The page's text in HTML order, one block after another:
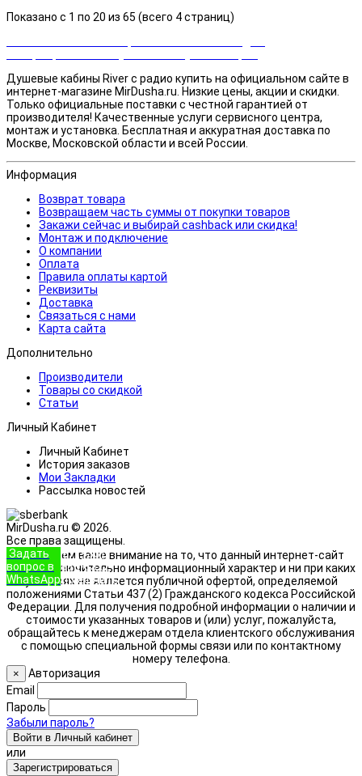
Показано с 1 по 20 из 65 (всего 4 страниц)
Душевые кабины River с радио купить на официальном сайте в
интернет-магазине MirDusha.ru. Низкие цены, акции и скидки.
Только официальные поставки c честной гарантией от
производителя! Качественные услуги сервисного центра,
монтаж и установка. Бесплатная и аккуратная доставка по
Москве, Московской области и всей России.
Информация
Возврат товара
Возвращаем часть суммы от покупки товаров
Закажи сейчас и выбирай cashback или скидка!
Монтаж и подключение
О компании
Оплата
Правила оплаты картой
Реквизиты
Доставка
Связаться с нами
Карта сайта
Дополнительно
Производители
Товары со скидкой
Статьи
Личный Кабинет
Личный Кабинет
История заказов
Мои Закладки
Рассылка новостей
MirDusha.ru © 2026.
Все права защищены.
Обращаем ваше внимание на то, что данный интернет-сайт
носит исключительно информационный характер и ни при каких
условиях не является публичной офертой, определяемой
положениями Статьи 437 (2) Гражданского кодекса Российской
Федерации. Для получения подробной информации о наличии и
стоимости указанных товаров и (или) услуг, пожалуйста,
обращайтесь к менеджерам отдела клиентского обслуживания
с помощью специальной формы связи или по контактному
номеру телефона.
Задать
вопрос в
WhatsApp
+7 (933)
888-8322
Позвонить
×
Авторизация
Email
Пароль
Забыли пароль?
Войти в Личный кабинет
или
Зарегистрироваться